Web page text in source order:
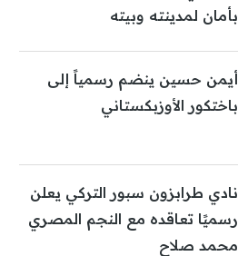
بأمان لمدينته وبيته
أيمن حسين ينضم رسمياً إلى
باختكور الأوزبكستاني
نادي طرابزون سبور التركي يعلن
رسميًا تعاقده مع النجم المصري
محمد صلاح